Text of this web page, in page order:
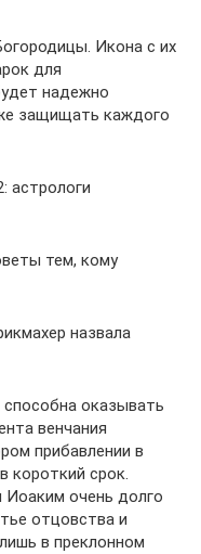
Икона с их
для
надежно
защищать каждого
астрологи
тем, кому
назвала
оказывать
венчания
прибавлении в
короткий срок.
Иоаким очень долго
отцовства и
в преклонном